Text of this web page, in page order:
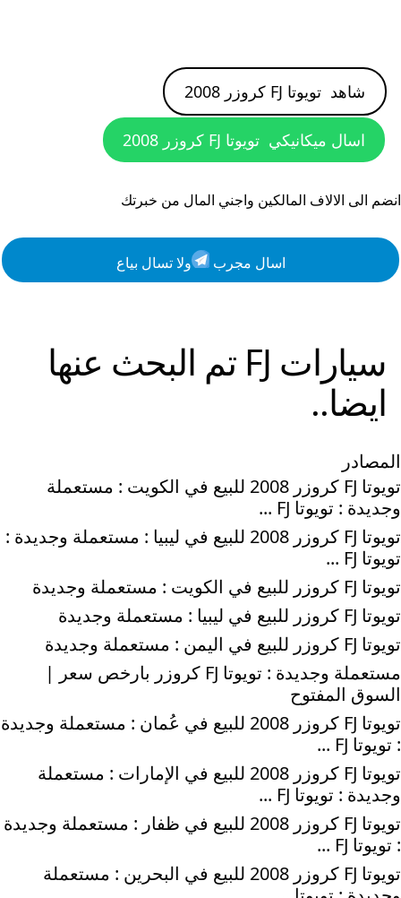
شاهد تويوتا FJ كروزر 2008
اسال ميكانيكي تويوتا FJ كروزر 2008
انضم الى الالاف المالكين واجني المال من خبرتك
اسال مجرب ولا تسال بياع
سيارات FJ تم البحث عنها
ايضا..
المصادر
تويوتا FJ كروزر 2008 للبيع في الكويت : مستعملة
وجديدة : تويوتا FJ ...
تويوتا FJ كروزر 2008 للبيع في ليبيا : مستعملة وجديدة :
تويوتا FJ ...
تويوتا FJ كروزر للبيع في الكويت : مستعملة وجديدة
تويوتا FJ كروزر للبيع في ليبيا : مستعملة وجديدة
تويوتا FJ كروزر للبيع في اليمن : مستعملة وجديدة
مستعملة وجديدة : تويوتا FJ كروزر بارخص سعر |
السوق المفتوح
تويوتا FJ كروزر 2008 للبيع في عُمان : مستعملة وجديدة
: تويوتا FJ ...
تويوتا FJ كروزر 2008 للبيع في الإمارات : مستعملة
وجديدة : تويوتا FJ ...
تويوتا FJ كروزر 2008 للبيع في ظفار : مستعملة وجديدة
: تويوتا FJ ...
تويوتا FJ كروزر 2008 للبيع في البحرين : مستعملة